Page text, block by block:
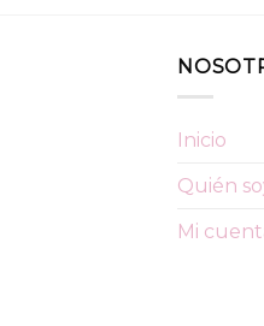
Inicio
Quién
Mi